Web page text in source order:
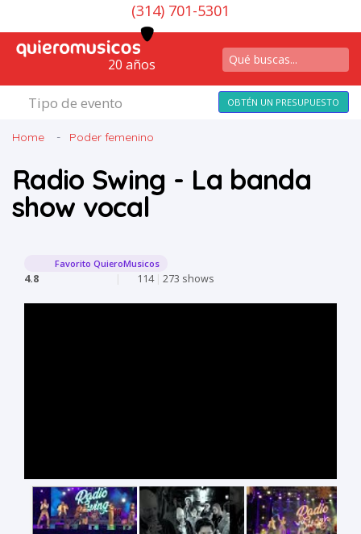
(314) 701-5301
20 años
Tipo de evento OBTÉN UN PRESUPUESTO
Home Poder femenino
Radio Swing - La banda
show vocal
Favorito QuieroMusicos
4.8 | 114 | 273 shows